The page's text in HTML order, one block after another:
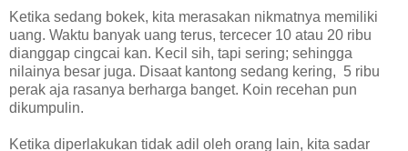
Ketika sedang bokek, kita merasakan nikmatnya memiliki
uang. Waktu banyak uang terus, tercecer 10 atau 20 ribu
dianggap cingcai kan. Kecil sih, tapi sering; sehingga
nilainya besar juga. Disaat kantong sedang kering, 5 ribu
perak aja rasanya berharga banget. Koin recehan pun
dikumpulin.
Ketika diperlakukan tidak adil oleh orang lain, kita sadar